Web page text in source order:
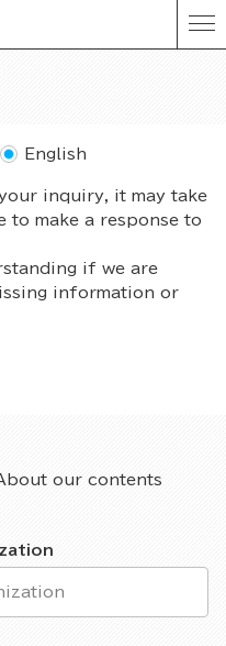
inquiry, it may take
to make a response to
if we are
information or
English
our contents